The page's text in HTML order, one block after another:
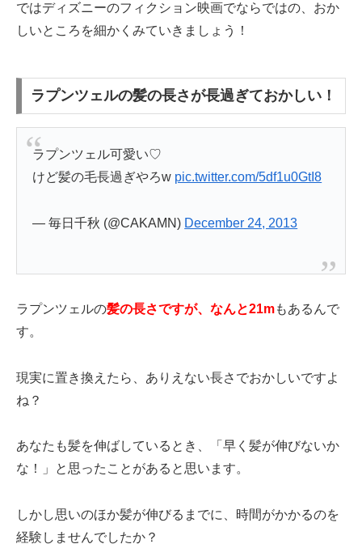
ではディズニーのフィクション映画でならではの、おか
しいところを細かくみていきましょう！
ラプンツェルの髪の長さが長過ぎておかしい！
ラプンツェル可愛い♡
けど髪の毛長過ぎやろw pic.twitter.com/5df1u0GtI8
— 毎日千秋 (@CAKAMN) December 24, 2013
ラプンツェルの髪の長さですが、なんと21mもあるんで
す。
現実に置き換えたら、ありえない長さでおかしいですよ
ね？
あなたも髪を伸ばしているとき、「早く髪が伸びないか
な！」と思ったことがあると思います。
しかし思いのほか髪が伸びるまでに、時間がかかるのを
経験しませんでしたか？